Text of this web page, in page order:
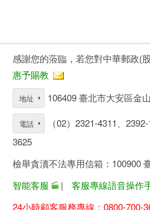
感謝您的蒞臨，若您對中華郵政(
惠予賜教
地址 106409 臺北市大安區金
電話
（02）2321-4311、
3625
檢舉貪瀆不法專用信箱：100900
智能客服
| 客服專線語音操作
24小時顧客服務專線：0800-700-